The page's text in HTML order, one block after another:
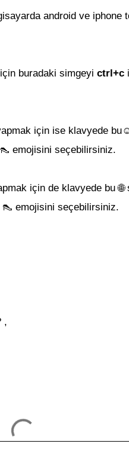
android ve iphone
buradaki simgeyi ctrl+c
için ise klavyede
emojisini seçebilirsiniz.
için de klavyede bu
👠 emojisini seçebilirsiniz.
,